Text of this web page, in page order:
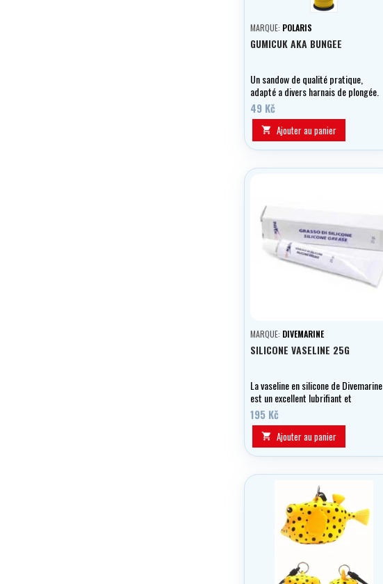
MARQUE: POLARIS
GUMICUK AKA BUNGEE
Un sandow de qualité pratique,
adapté a divers harnais de plongée.
49 Kč
 Ajouter au panier
MARQUE: DIVEMARINE
SILICONE VASELINE 25G
La vaseline en silicone de Divemarine
est un excellent lubrifiant et
conservateur pour votre
équipement.
195 Kč
 Ajouter au panier